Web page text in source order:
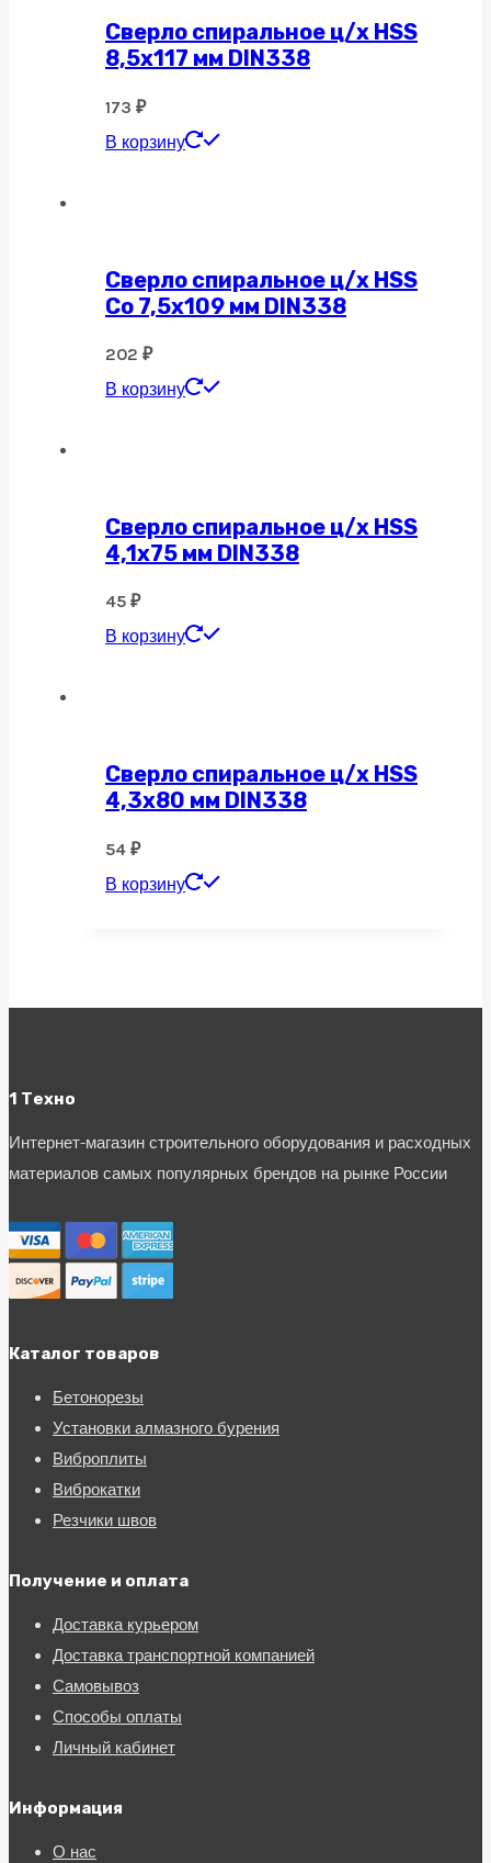
Сверло спиральное ц/х HSS
8,5х117 мм DIN338
173 ₽
В корзину
Сверло спиральное ц/х HSS
Co 7,5х109 мм DIN338
202 ₽
В корзину
Сверло спиральное ц/х HSS
4,1х75 мм DIN338
45 ₽
В корзину
Сверло спиральное ц/х HSS
4,3х80 мм DIN338
54 ₽
В корзину
1 Техно
Интернет-магазин строительного оборудования и расходных
материалов самых популярных брендов на рынке России
Каталог товаров
Бетонорезы
Установки алмазного бурения
Виброплиты
Виброкатки
Резчики швов
Получение и оплата
Доставка курьером
Доставка транспортной компанией
Самовывоз
Способы оплаты
Личный кабинет
Информация
О нас